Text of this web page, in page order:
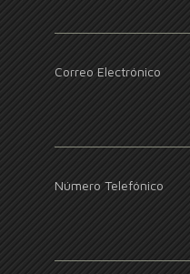
Correo Electrónico
Número Telefónico